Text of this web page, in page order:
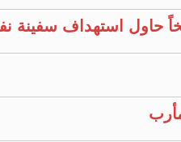
حاول استهداف سفينة